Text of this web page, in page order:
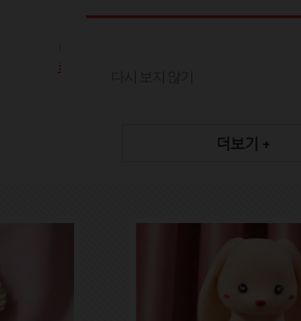
회원공개
더보기 +